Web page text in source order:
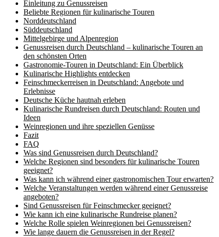
Einleitung zu Genussreisen
Beliebte Regionen für kulinarische Touren
Norddeutschland
Süddeutschland
Mittelgebirge und Alpenregion
Genussreisen durch Deutschland – kulinarische Touren an
den schönsten Orten
Gastronomie-Touren in Deutschland: Ein Überblick
Kulinarische Highlights entdecken
Feinschmeckerreisen in Deutschland: Angebote und
Erlebnisse
Deutsche Küche hautnah erleben
Kulinarische Rundreisen durch Deutschland: Routen und
Ideen
Weinregionen und ihre speziellen Genüsse
Fazit
FAQ
Was sind Genussreisen durch Deutschland?
Welche Regionen sind besonders für kulinarische Touren
geeignet?
Was kann ich während einer gastronomischen Tour erwarten?
Welche Veranstaltungen werden während einer Genussreise
angeboten?
Sind Genussreisen für Feinschmecker geeignet?
Wie kann ich eine kulinarische Rundreise planen?
Welche Rolle spielen Weinregionen bei Genussreisen?
Wie lange dauern die Genussreisen in der Regel?